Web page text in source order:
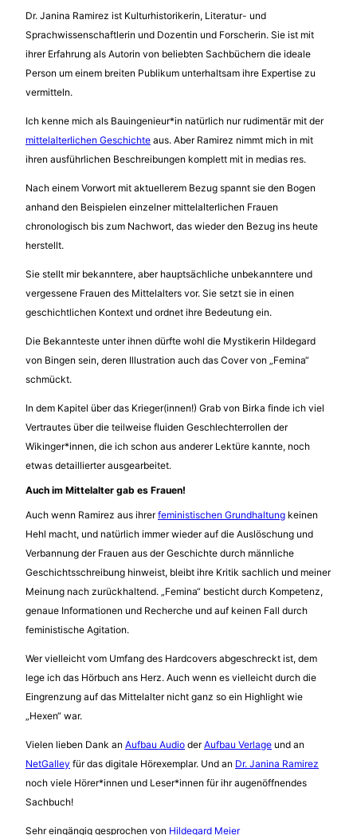
Dr. Janina Ramirez ist Kulturhistorikerin, Literatur- und
Sprachwissenschaftlerin und Dozentin und Forscherin. Sie ist mit
ihrer Erfahrung als Autorin von beliebten Sachbüchern die ideale
Person um einem breiten Publikum unterhaltsam ihre Expertise zu
vermitteln.
Ich kenne mich als Bauingenieur*in natürlich nur rudimentär mit der
mittelalterlichen Geschichte aus. Aber Ramirez nimmt mich in mit
ihren ausführlichen Beschreibungen komplett mit in medias res.
Nach einem Vorwort mit aktuellerem Bezug spannt sie den Bogen
anhand den Beispielen einzelner mittelalterlichen Frauen
chronologisch bis zum Nachwort, das wieder den Bezug ins heute
herstellt.
Sie stellt mir bekanntere, aber hauptsächliche unbekanntere und
vergessene Frauen des Mittelalters vor. Sie setzt sie in einen
geschichtlichen Kontext und ordnet ihre Bedeutung ein.
Die Bekannteste unter ihnen dürfte wohl die Mystikerin Hildegard
von Bingen sein, deren Illustration auch das Cover von „Femina“
schmückt.
In dem Kapitel über das Krieger(innen!) Grab von Birka finde ich viel
Vertrautes über die teilweise fluiden Geschlechterrollen der
Wikinger*innen, die ich schon aus anderer Lektüre kannte, noch
etwas detaillierter ausgearbeitet.
Auch im Mittelalter gab es Frauen!
Auch wenn Ramirez aus ihrerfeministischen Grundhaltung keinen
Hehl macht, und natürlich immer wieder auf die Auslöschung und
Verbannung der Frauen aus der Geschichte durch männliche
Geschichtsschreibung hinweist, bleibt ihre Kritik sachlich und meiner
Meinung nach zurückhaltend. „Femina“ besticht durch Kompetenz,
genaue Informationen und Recherche und auf keinen Fall durch
feministische Agitation.
Wer vielleicht vom Umfang des Hardcovers abgeschreckt ist, dem
lege ich das Hörbuch ans Herz. Auch wenn es vielleicht durch die
Eingrenzung auf das Mittelalter nicht ganz so ein Highlight wie
„Hexen“ war.
Vielen lieben Dank an Aufbau Audio derAufbau Verlage und an
NetGalley für das digitale Hörexemplar. Und an Dr. Janina Ramirez
noch viele Hörer*innen und Leser*innen für ihr augenöffnendes
Sachbuch!
Sehr eingängig gesprochen von Hildegard Meier